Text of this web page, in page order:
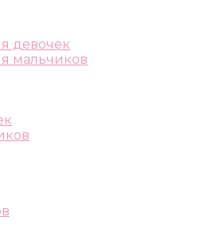
девочек
мальчиков